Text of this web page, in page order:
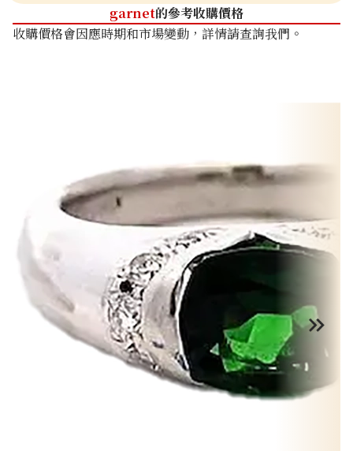
garnet的參考收購價格
收購價格會因應時期和市場變動，詳情請查詢我們。